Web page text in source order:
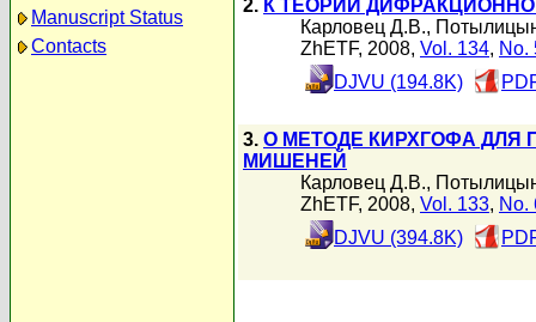
Manuscript Status
Contacts
2. К ТЕОРИИ
Карловец Д.В.,
ZhETF, 2008, Vol. 134, No.
DJVU (194.8K)
3. О МЕТОДЕ КИРХГОФА ДЛЯ
МИШЕНЕЙ
Карловец Д.В.,
ZhETF, 2008, Vol. 133, No.
DJVU (394.8K)